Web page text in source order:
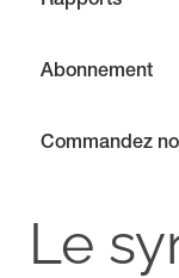
Abonnement
Commandez
Le